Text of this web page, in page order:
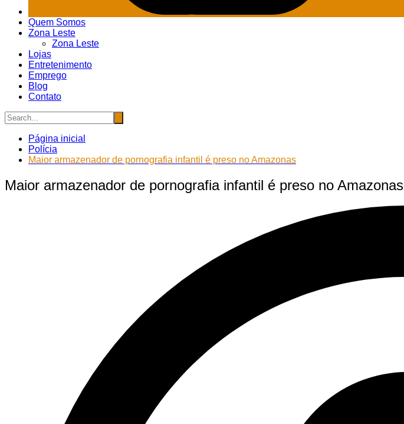
Quem Somos
Zona Leste
Zona Leste
Lojas
Entretenimento
Emprego
Blog
Contato
Página inicial
Polícia
Maior armazenador de pornografia infantil é preso no Amazonas
Maior armazenador de pornografia infantil é preso no Amazonas